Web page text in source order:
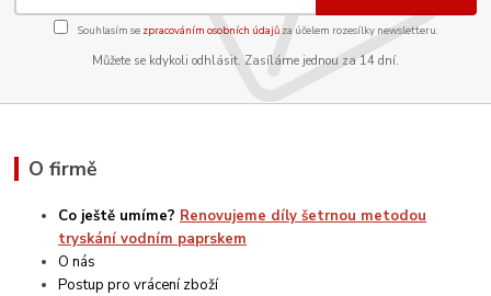
Souhlasím se zpracováním osobních údajůza účelem rozesílky newsletteru.
Můžete se kdykoli odhlásit. Zasíláme jednou za 14 dní.
O firmě
Co ještě umíme? Renovujeme díly šetrnou metodou
tryskání vodním paprskem
O nás
Postup pro vrácení zboží